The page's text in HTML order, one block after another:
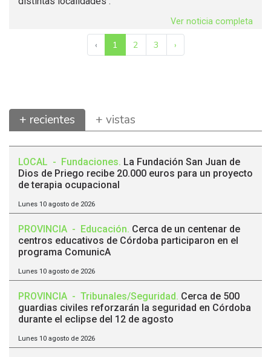
Ver noticia completa
‹ 1 2 3 ›
+ recientes + vistas
LOCAL - Fundaciones. La Fundación San Juan de
Dios de Priego recibe 20.000 euros para un proyecto
de terapia ocupacional
Lunes 10 agosto de 2026
PROVINCIA - Educación. Cerca de un centenar de
centros educativos de Córdoba participaron en el
programa ComunicA
Lunes 10 agosto de 2026
PROVINCIA - Tribunales/Seguridad. Cerca de 500
guardias civiles reforzarán la seguridad en Córdoba
durante el eclipse del 12 de agosto
Lunes 10 agosto de 2026